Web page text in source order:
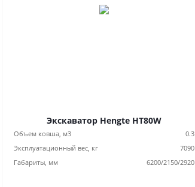
Экскаватор Hengte HT80W
Объем ковша, м3
0.3
Эксплуатационный вес, кг
7090
Габариты, мм
6200/2150/2920